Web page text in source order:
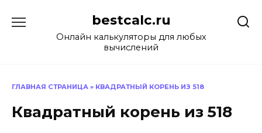
содержанию
bestcalc.ru
Онлайн калькуляторы для любых
вычислений
ГЛАВНАЯ СТРАНИЦА » КВАДРАТНЫЙ КОРЕНЬ ИЗ 518
Квадратный корень из 518